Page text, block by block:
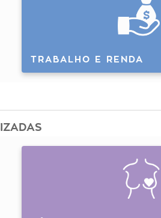
TRABALHO E RENDA